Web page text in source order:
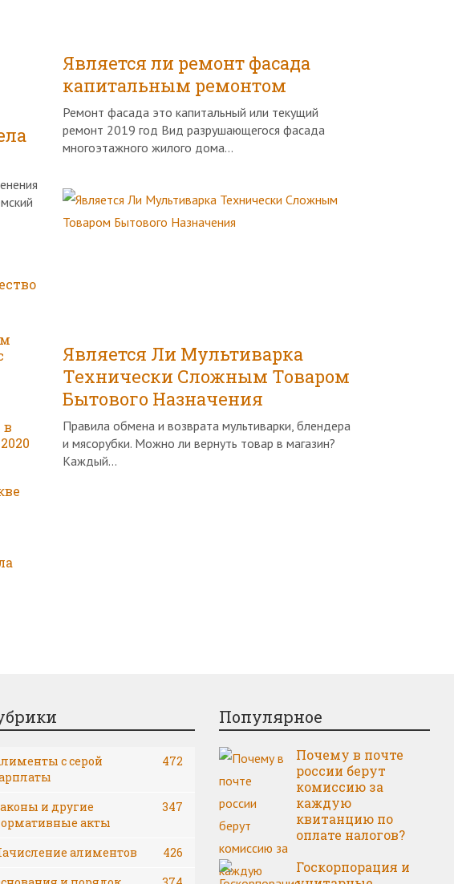
в
Является ли ремонт фасада
капитальным ремонтом
Ремонт фасада это капитальный или текущий
ремонт 2019 год Вид разрушающегося фасада
многоэтажного жилого дома...
Является Ли Мультиварка
Технически Сложным Товаром
Бытового Назначения
Правила обмена и возврата мультиварки, блендера
и мясорубки. Можно ли вернуть товар в магазин?
Каждый...
с серой
472
и другие
акты
347
алиментов
426
Популярное
Почему в почте
россии берут
комиссию за
каждую
квитанцию по
оплате налогов?
Госкорпорация и